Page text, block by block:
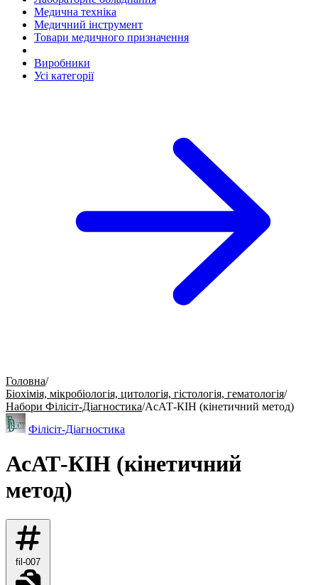
Медична техніка
Медичний інструмент
Товари медичного призначення
Виробники
Усі категорії
Головна/
Біохімія, мікробіологія, цитологія, гістологія, гематологія/
Набори Філісіт-Діагностика/АсАТ-КІН (кінетичний метод)
Філісіт-Діагностика
АсАТ-КІН (кінетичний
метод)
fil-007